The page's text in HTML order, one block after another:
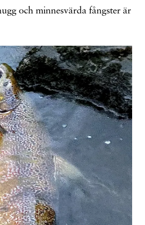
och minnesvärda fångster är